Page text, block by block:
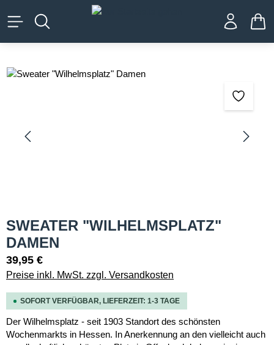
springen
Bildergalerie überspringen
SWEATER "WILHELMSPLATZ"
DAMEN
39,95 €
Preise inkl. MwSt. zzgl. Versandkosten
SOFORT VERFÜGBAR, LIEFERZEIT: 1-3 TAGE
Der Wilhelmsplatz - seit 1903 Standort des schönsten
Wochenmarkts in Hessen. In Anerkennung an den vielleicht auch